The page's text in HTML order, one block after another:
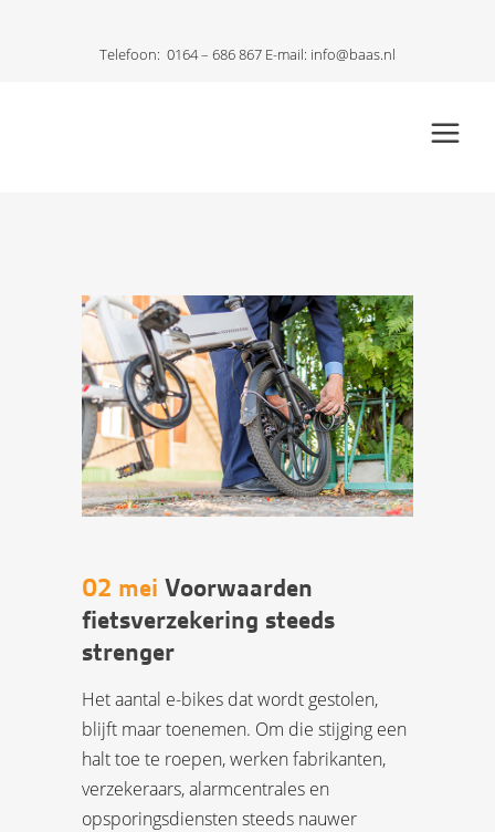
Telefoon: 0164 – 686 867 E-mail: info@baas.nl
02 mei Voorwaarden
fietsverzekering steeds
strenger
Het aantal e-bikes dat wordt gestolen,
blijft maar toenemen. Om die stijging een
halt toe te roepen, werken fabrikanten,
verzekeraars, alarmcentrales en
opsporingsdiensten steeds nauwer